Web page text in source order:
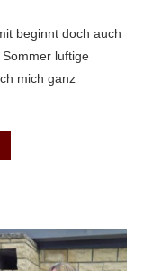
beginnt doch auch
luftige
mich ganz